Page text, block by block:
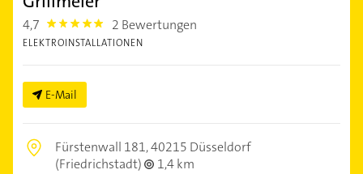
4,7 4.7000003 2 Bewertungen
ELEKTROINSTALLATIONEN
E-Mail
Fürstenwall 181,40215 Düsseldorf
(Friedrichstadt)
1,4 km